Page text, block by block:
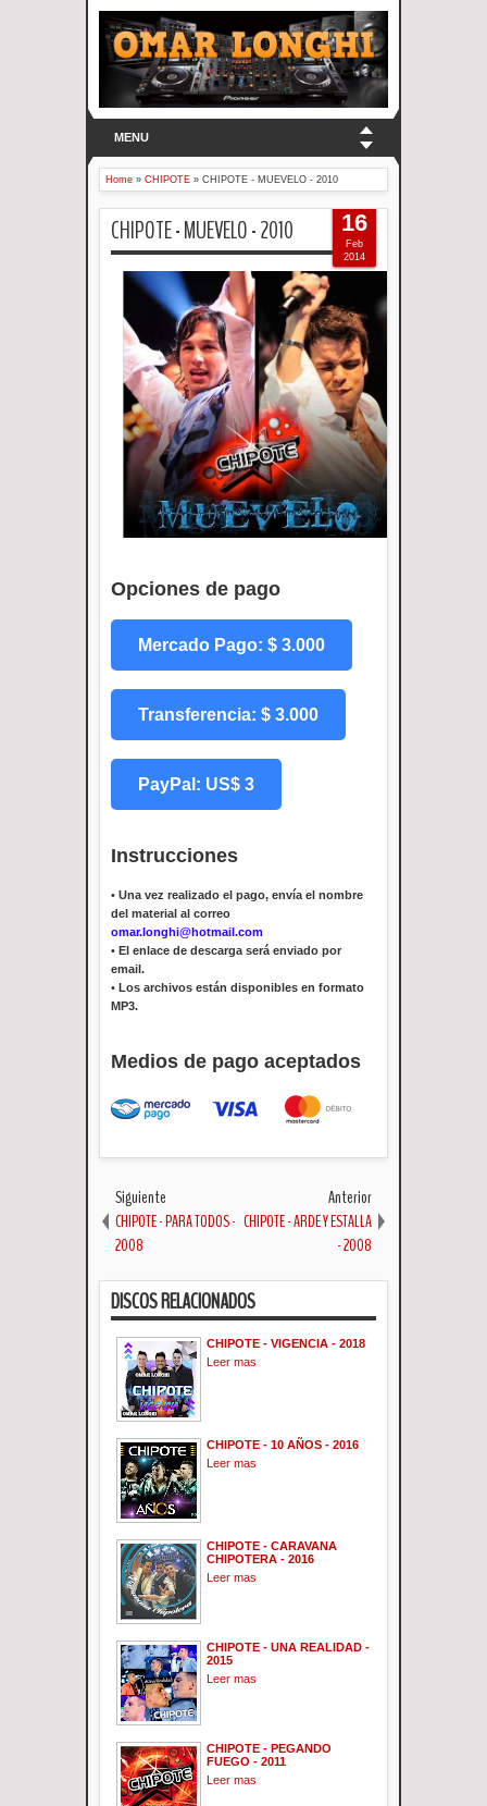
MENU
Home » CHIPOTE » CHIPOTE - MUEVELO - 2010
CHIPOTE - MUEVELO - 2010
Opciones de pago
Mercado Pago: $ 3.000
Transferencia: $ 3.000
PayPal: US$ 3
Instrucciones
• Una vez realizado el pago, envía el nombre
del material al correo
omar.longhi@hotmail.com
• El enlace de descarga será enviado por
email.
• Los archivos están disponibles en formato
MP3.
Medios de pago aceptados
16
Feb
2014
Siguiente
CHIPOTE - PARA TODOS -
2008
Anterior
CHIPOTE - ARDE Y ESTALLA
- 2008
DISCOS RELACIONADOS
CHIPOTE - VIGENCIA - 2018
Leer mas
CHIPOTE - 10 AÑOS - 2016
Leer mas
CHIPOTE - CARAVANA
CHIPOTERA - 2016
Leer mas
CHIPOTE - UNA REALIDAD -
2015
Leer mas
CHIPOTE - PEGANDO
FUEGO - 2011
Leer mas